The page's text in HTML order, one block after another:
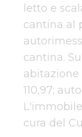
letto e
cantina al
cantina.
abitazione
110,97;
cura del